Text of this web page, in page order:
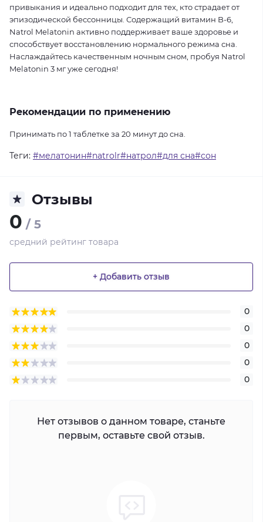
привыкания и идеально подходит для тех, кто страдает от
эпизодической бессонницы. Содержащий витамин B-6,
Natrol Melatonin активно поддерживает ваше здоровье и
способствует восстановлению нормального режима сна.
Наслаждайтесь качественным ночным сном, пробуя Natrol
Melatonin 3 мг уже сегодня!
Рекомендации по применению
Принимать по 1 таблетке за 20 минут до сна.
Теги: #мелатонин#natrolr#натрол#для сна#сон
Отзывы
0 / 5
средний рейтинг товара
+ Добавить отзыв
0
0
0
0
0
Нет отзывов о данном товаре, станьте
первым, оставьте свой отзыв.